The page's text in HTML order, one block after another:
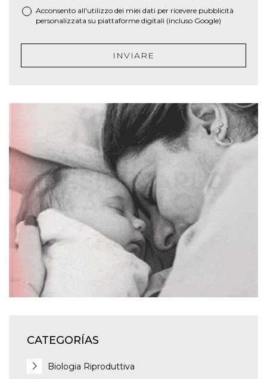
Acconsento all'utilizzo dei miei dati per ricevere pubblicità
personalizzata su piattaforme digitali (incluso Google)
INVIARE
CATEGORÍAS
Biologia Riproduttiva